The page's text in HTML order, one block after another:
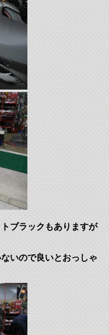
ブラックもありますが
いので良いとおっしゃ